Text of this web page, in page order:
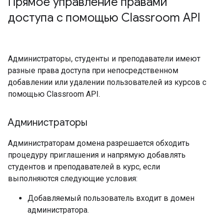
доступа с помощью Classroom API
Администраторы, студенты и преподаватели имеют
разные права доступа при непосредственном
добавлении или удалении пользователей из курсов с
помощью Classroom API.
Администраторы
Администраторам домена разрешается обходить
процедуру приглашения и напрямую добавлять
студентов и преподавателей в курс, если
выполняются следующие условия:
Добавляемый пользователь входит в домен
администратора.